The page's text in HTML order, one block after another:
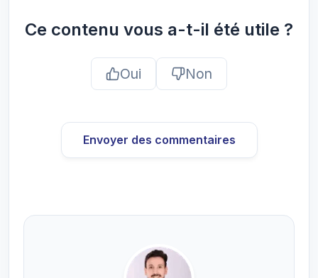
Ce contenu vous a-t-il été utile ?
Oui Non
Envoyer des commentaires